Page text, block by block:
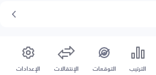
الترتيب التوقعات الإنتقالات الإعدادات